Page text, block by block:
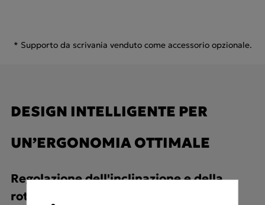
* Supporto da scrivania venduto come accessorio opzionale.
DESIGN INTELLIGENTE PER
UN’ERGONOMIA OTTIMALE
Regolazione dell'inclinazione e della
rotazione